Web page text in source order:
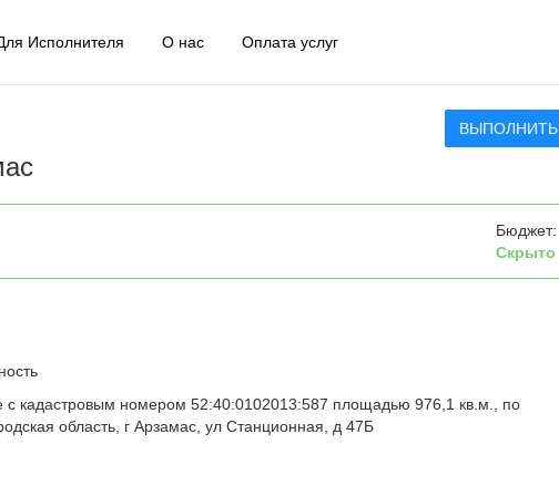
Исполнителя О нас Оплата услуг
ВЫПОЛНИТЬ
Бюджет:
Скрыто
с кадастровым номером 52:40:0102013:587 площадью 976,1 кв.м., по
область, г Арзамас, ул Станционная, д 47Б